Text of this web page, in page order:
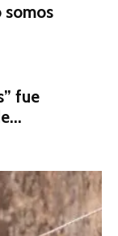
somos
fue